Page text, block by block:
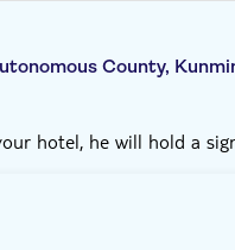
County,
hotel, he will hold a